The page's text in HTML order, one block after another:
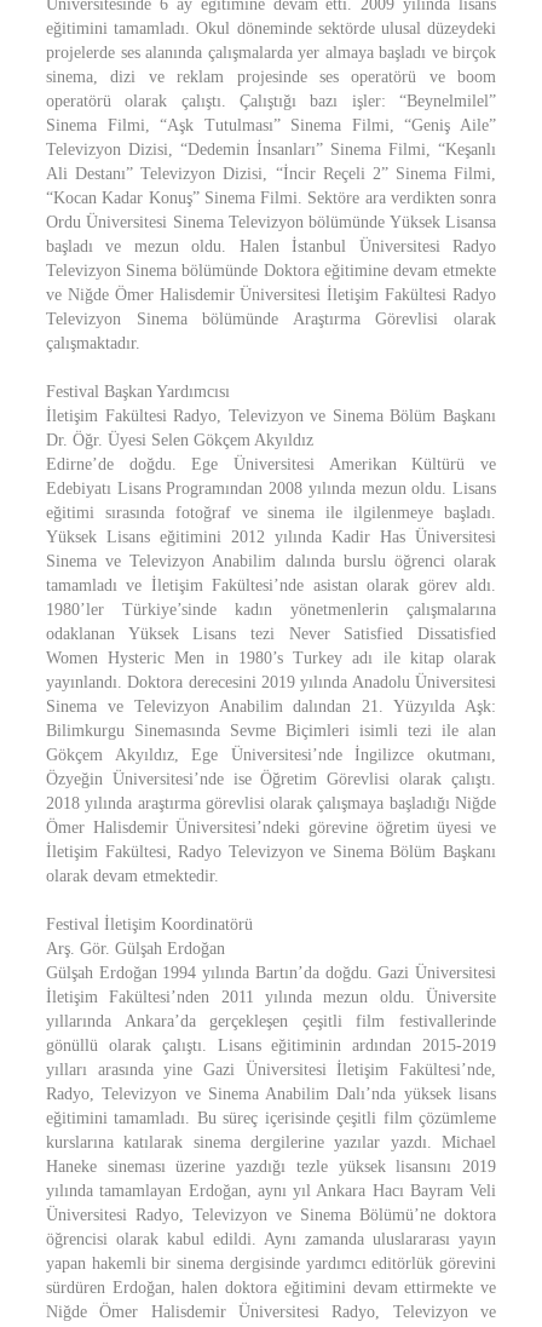
Üniversitesinde 6 ay eğitimine devam etti. 2009 yılında lisans
eğitimini tamamladı. Okul döneminde sektörde ulusal düzeydeki
projelerde ses alanında çalışmalarda yer almaya başladı ve birçok
sinema, dizi ve reklam projesinde ses operatörü ve boom
operatörü olarak çalıştı. Çalıştığı bazı işler: “Beynelmilel”
Sinema Filmi, “Aşk Tutulması” Sinema Filmi, “Geniş Aile”
Televizyon Dizisi, “Dedemin İnsanları” Sinema Filmi, “Keşanlı
Ali Destanı” Televizyon Dizisi, “İncir Reçeli 2” Sinema Filmi,
“Kocan Kadar Konuş” Sinema Filmi. Sektöre ara verdikten sonra
Ordu Üniversitesi Sinema Televizyon bölümünde Yüksek Lisansa
başladı ve mezun oldu. Halen İstanbul Üniversitesi Radyo
Televizyon Sinema bölümünde Doktora eğitimine devam etmekte
ve Niğde Ömer Halisdemir Üniversitesi İletişim Fakültesi Radyo
Televizyon Sinema bölümünde Araştırma Görevlisi olarak
çalışmaktadır.
Festival Başkan Yardımcısı
İletişim Fakültesi Radyo, Televizyon ve Sinema Bölüm Başkanı
Dr. Öğr. Üyesi Selen Gökçem Akyıldız
Edirne’de doğdu. Ege Üniversitesi Amerikan Kültürü ve
Edebiyatı Lisans Programından 2008 yılında mezun oldu. Lisans
eğitimi sırasında fotoğraf ve sinema ile ilgilenmeye başladı.
Yüksek Lisans eğitimini 2012 yılında Kadir Has Üniversitesi
Sinema ve Televizyon Anabilim dalında burslu öğrenci olarak
tamamladı ve İletişim Fakültesi’nde asistan olarak görev aldı.
1980’ler Türkiye’sinde kadın yönetmenlerin çalışmalarına
odaklanan Yüksek Lisans tezi Never Satisfied Dissatisfied
Women Hysteric Men in 1980’s Turkey adı ile kitap olarak
yayınlandı. Doktora derecesini 2019 yılında Anadolu Üniversitesi
Sinema ve Televizyon Anabilim dalından 21. Yüzyılda Aşk:
Bilimkurgu Sinemasında Sevme Biçimleri isimli tezi ile alan
Gökçem Akyıldız, Ege Üniversitesi’nde İngilizce okutmanı,
Özyeğin Üniversitesi’nde ise Öğretim Görevlisi olarak çalıştı.
2018 yılında araştırma görevlisi olarak çalışmaya başladığı Niğde
Ömer Halisdemir Üniversitesi’ndeki görevine öğretim üyesi ve
İletişim Fakültesi, Radyo Televizyon ve Sinema Bölüm Başkanı
olarak devam etmektedir.
Festival İletişim Koordinatörü
Arş. Gör. Gülşah Erdoğan
Gülşah Erdoğan 1994 yılında Bartın’da doğdu. Gazi Üniversitesi
İletişim Fakültesi’nden 2011 yılında mezun oldu. Üniversite
yıllarında Ankara’da gerçekleşen çeşitli film festivallerinde
gönüllü olarak çalıştı. Lisans eğitiminin ardından 2015-2019
yılları arasında yine Gazi Üniversitesi İletişim Fakültesi’nde,
Radyo, Televizyon ve Sinema Anabilim Dalı’nda yüksek lisans
eğitimini tamamladı. Bu süreç içerisinde çeşitli film çözümleme
kurslarına katılarak sinema dergilerine yazılar yazdı. Michael
Haneke sineması üzerine yazdığı tezle yüksek lisansını 2019
yılında tamamlayan Erdoğan, aynı yıl Ankara Hacı Bayram Veli
Üniversitesi Radyo, Televizyon ve Sinema Bölümü’ne doktora
öğrencisi olarak kabul edildi. Aynı zamanda uluslararası yayın
yapan hakemli bir sinema dergisinde yardımcı editörlük görevini
sürdüren Erdoğan, halen doktora eğitimini devam ettirmekte ve
Niğde Ömer Halisdemir Üniversitesi Radyo, Televizyon ve